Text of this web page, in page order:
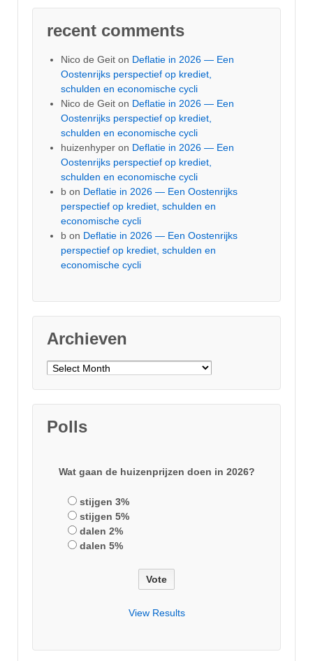
recent comments
Nico de Geit on Deflatie in 2026 — Een
Oostenrijks perspectief op krediet,
schulden en economische cycli
Nico de Geit on Deflatie in 2026 — Een
Oostenrijks perspectief op krediet,
schulden en economische cycli
huizenhyper on Deflatie in 2026 — Een
Oostenrijks perspectief op krediet,
schulden en economische cycli
b on Deflatie in 2026 — Een Oostenrijks
perspectief op krediet, schulden en
economische cycli
b on Deflatie in 2026 — Een Oostenrijks
perspectief op krediet, schulden en
economische cycli
Archieven
Archieven
Polls
Wat gaan de huizenprijzen doen in 2026?
stijgen 3%
stijgen 5%
dalen 2%
dalen 5%
View Results